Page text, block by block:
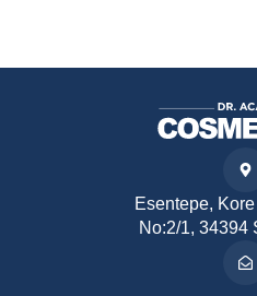
Esentepe,
No:2/1, 34394